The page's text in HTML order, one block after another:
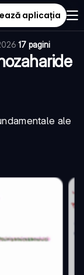
aplicația
·17 pagini
ale